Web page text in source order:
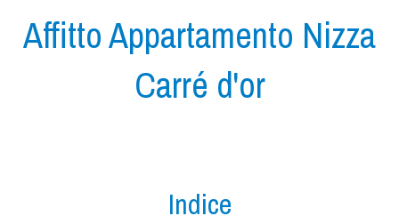
Affitto Appartamento Nizza
Carré d'or
Indice